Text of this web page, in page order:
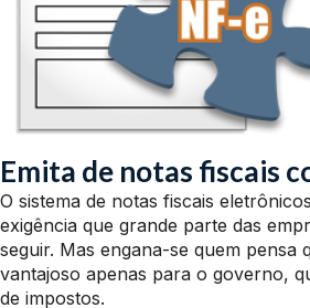
Emita de notas fiscais
O sistema de notas fiscais
exigência que grande parte das
seguir. Mas engana-se quem pensa
vantajoso apenas para o governo,
de impostos.